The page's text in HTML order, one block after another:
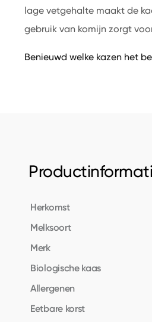
lage vetgehalte maakt de
gebruik van komijn zorgt
Benieuwd welke kazen het
Herkomst
Melksoort
Merk
Biologische kaas
Allergenen
Eetbare korst